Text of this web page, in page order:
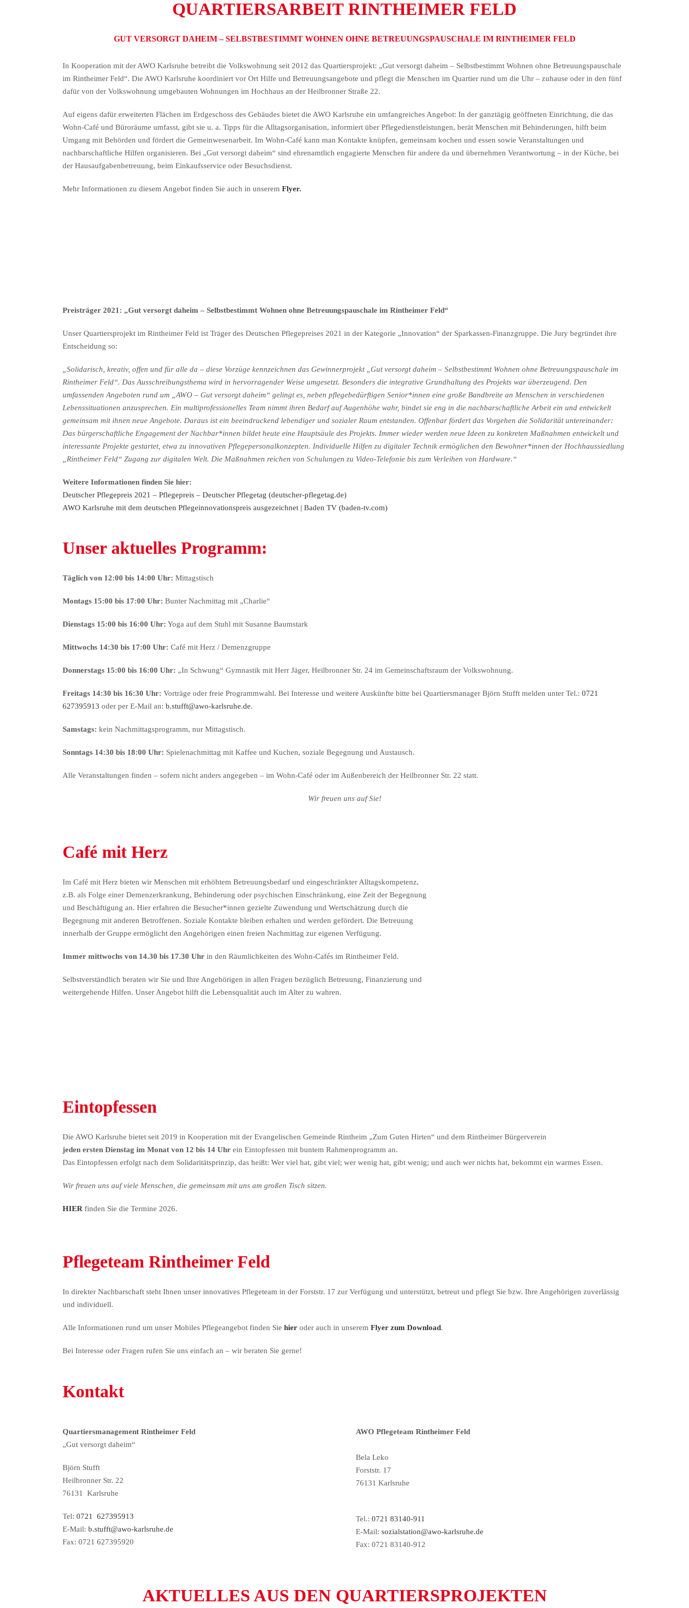
QUARTIERSARBEIT RINTHEIMER FELD
GUT VERSORGT DAHEIM – SELBSTBESTIMMT WOHNEN OHNE BETREUUNGSPAUSCHALE IM RINTHEIMER FELD
In Kooperation mit der AWO Karlsruhe betreibt die Volkswohnung seit 2012 das Quartiersprojekt: „Gut versorgt daheim – Selbstbestimmt Wohnen ohne Betreuungspauschale
im Rintheimer Feld“. Die AWO Karlsruhe koordiniert vor Ort Hilfe und Betreuungsangebote und pflegt die Menschen im Quartier rund um die Uhr – zuhause oder in den fünf
dafür von der Volkswohnung umgebauten Wohnungen im Hochhaus an der Heilbronner Straße 22.
Auf eigens dafür erweiterten Flächen im Erdgeschoss des Gebäudes bietet die AWO Karlsruhe ein umfangreiches Angebot: In der ganztägig geöffneten Einrichtung, die das
Wohn-Café und Büroräume umfasst, gibt sie u. a. Tipps für die Alltagsorganisation, informiert über Pflegedienstleistungen, berät Menschen mit Behinderungen, hilft beim
Umgang mit Behörden und fördert die Gemeinwesenarbeit. Im Wohn-Café kann man Kontakte knüpfen, gemeinsam kochen und essen sowie Veranstaltungen und
nachbarschaftliche Hilfen organisieren. Bei „Gut versorgt daheim“ sind ehrenamtlich engagierte Menschen für andere da und übernehmen Verantwortung – in der Küche, bei
der Hausaufgabenbetreuung, beim Einkaufsservice oder Besuchsdienst.
Mehr Informationen zu diesem Angebot finden Sie auch in unserem Flyer.
Preisträger 2021: „Gut versorgt daheim – Selbstbestimmt Wohnen ohne Betreuungspauschale im Rintheimer Feld“
Unser Quartiersprojekt im Rintheimer Feld ist Träger des Deutschen Pflegepreises 2021 in der Kategorie „Innovation“ der Sparkassen-Finanzgruppe. Die Jury begründet ihre
Entscheidung so:
„Solidarisch, kreativ, offen und für alle da – diese Vorzüge kennzeichnen das Gewinnerprojekt „Gut versorgt daheim – Selbstbestimmt Wohnen ohne Betreuungspauschale im
Rintheimer Feld“. Das Ausschreibungsthema wird in hervorragender Weise umgesetzt. Besonders die integrative Grundhaltung des Projekts war überzeugend. Den
umfassenden Angeboten rund um „AWO – Gut versorgt daheim“ gelingt es, neben pflegebedürftigen Senior*innen eine große Bandbreite an Menschen in verschiedenen
Lebenssituationen anzusprechen. Ein multiprofessionelles Team nimmt ihren Bedarf auf Augenhöhe wahr, bindet sie eng in die nachbarschaftliche Arbeit ein und entwickelt
gemeinsam mit ihnen neue Angebote. Daraus ist ein beeindruckend lebendiger und sozialer Raum entstanden. Offenbar fördert das Vorgehen die Solidarität untereinander:
Das bürgerschaftliche Engagement der Nachbar*innen bildet heute eine Hauptsäule des Projekts. Immer wieder werden neue Ideen zu konkreten Maßnahmen entwickelt und
interessante Projekte gestartet, etwa zu innovativen Pflegepersonalkonzepten. Individuelle Hilfen zu digitaler Technik ermöglichen den Bewohner*innen der Hochhaussiedlung
„Rintheimer Feld“ Zugang zur digitalen Welt. Die Maßnahmen reichen von Schulungen zu Video-Telefonie bis zum Verleihen von Hardware.“
Weitere Informationen finden Sie hier:
Deutscher Pflegepreis 2021 – Pflegepreis – Deutscher Pflegetag (deutscher-pflegetag.de)
AWO Karlsruhe mit dem deutschen Pflegeinnovationspreis ausgezeichnet | Baden TV (baden-tv.com)
Unser aktuelles Programm:
Täglich von 12:00 bis 14:00 Uhr: Mittagstisch
Montags 15:00 bis 17:00 Uhr: Bunter Nachmittag mit „Charlie“
Dienstags 15:00 bis 16:00 Uhr: Yoga auf dem Stuhl mit Susanne Baumstark
Mittwochs 14:30 bis 17:00 Uhr: Café mit Herz / Demenzgruppe
Donnerstags 15:00 bis 16:00 Uhr: „In Schwung“ Gymnastik mit Herr Jäger, Heilbronner Str. 24 im Gemeinschaftsraum der Volkswohnung.
Freitags 14:30 bis 16:30 Uhr: Vorträge oder freie Programmwahl. Bei Interesse und weitere Auskünfte bitte bei Quartiersmanager Björn Stufft melden unter Tel.: 0721
627395913 oder per E-Mail an: b.stufft@awo-karlsruhe.de.
Samstags: kein Nachmittagsprogramm, nur Mittagstisch.
Sonntags 14:30 bis 18:00 Uhr: Spielenachmittag mit Kaffee und Kuchen, soziale Begegnung und Austausch.
Alle Veranstaltungen finden – sofern nicht anders angegeben – im Wohn-Café oder im Außenbereich der Heilbronner Str. 22 statt.
Wir freuen uns auf Sie!
Café mit Herz
Im Café mit Herz bieten wir Menschen mit erhöhtem Betreuungsbedarf und eingeschränkter Alltagskompetenz,
z.B. als Folge einer Demenzerkrankung, Behinderung oder psychischen Einschränkung, eine Zeit der Begegnung
und Beschäftigung an. Hier erfahren die Besucher*innen gezielte Zuwendung und Wertschätzung durch die
Begegnung mit anderen Betroffenen. Soziale Kontakte bleiben erhalten und werden gefördert. Die Betreuung
innerhalb der Gruppe ermöglicht den Angehörigen einen freien Nachmittag zur eigenen Verfügung.
Immer mittwochs von 14.30 bis 17.30 Uhrin den Räumlichkeiten des Wohn-Cafés im Rintheimer Feld.
Selbstverständlich beraten wir Sie und Ihre Angehörigen in allen Fragen bezüglich Betreuung, Finanzierung und
weitergehende Hilfen. Unser Angebot hilft die Lebensqualität auch im Alter zu wahren.
Eintopfessen
Die AWO Karlsruhe bietet seit 2019 in Kooperation mit der Evangelischen Gemeinde Rintheim „Zum Guten Hirten“ und dem Rintheimer Bürgerverein
jeden ersten Dienstag im Monat von 12 bis 14 Uhr ein Eintopfessen mit buntem Rahmenprogramm an.
Das Eintopfessen erfolgt nach dem Solidaritätsprinzip, das heißt: Wer viel hat, gibt viel; wer wenig hat, gibt wenig; und auch wer nichts hat, bekommt ein warmes Essen.
Wir freuen uns auf viele Menschen, die gemeinsam mit uns am großen Tisch sitzen.
HIER finden Sie die Termine 2026.
Pflegeteam Rintheimer Feld
In direkter Nachbarschaft steht Ihnen unser innovatives Pflegeteam in der Forststr. 17 zur Verfügung und unterstützt, betreut und pflegt Sie bzw. Ihre Angehörigen zuverlässig
und individuell.
Alle Informationen rund um unser Mobiles Pflegeangebot finden Sie hier oder auch in unserem Flyer zum Download.
Bei Interesse oder Fragen rufen Sie uns einfach an – wir beraten Sie gerne!
Kontakt
Quartiersmanagement Rintheimer Feld
„Gut versorgt daheim“
Björn Stufft
Heilbronner Str. 22
76131 Karlsruhe
Tel: 0721 627395913
E-Mail: b.stufft@awo-karlsruhe.de
Fax: 0721 627395920
AWO Pflegeteam Rintheimer Feld
Bela Leko
Forststr. 17
76131 Karlsruhe
Tel.: 0721 83140-911
E-Mail: sozialstation@awo-karlsruhe.de
Fax: 0721 83140-912
AKTUELLES AUS DEN QUARTIERSPROJEKTEN